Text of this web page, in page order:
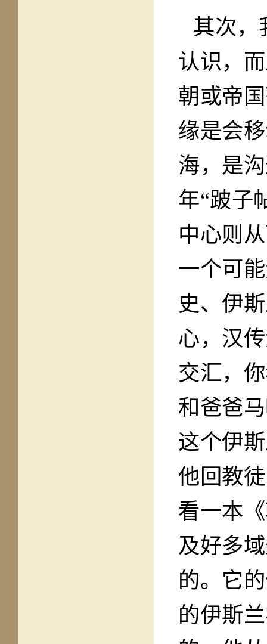
其次，
认识，
朝或帝
缘是会
海，是
年“跛子
中心则
一个可
史、伊
心，汉
交汇，
和爸爸
这个伊
他回教
看一本
及好多
的。它
的伊斯